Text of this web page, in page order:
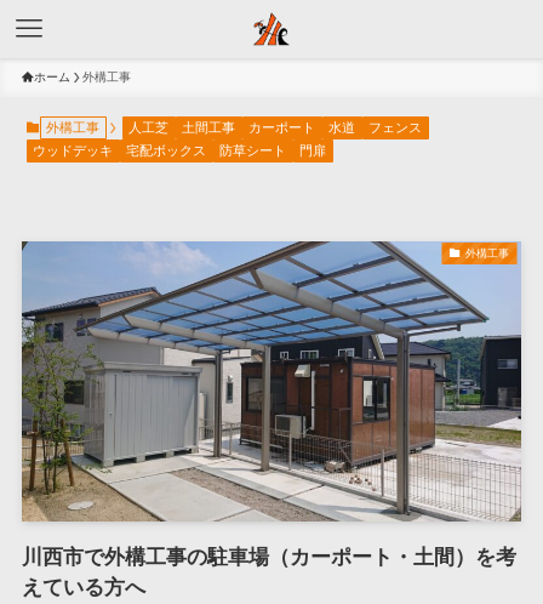
ホーム 外構工事
外構工事 人工芝 土間工事 カーポート 水道
フェンス
ウッドデッキ
宅配ボックス 防草シート 門扉
外構工事
川西市で外構工事の駐車場（カーポート・土間）を考
えている方へ